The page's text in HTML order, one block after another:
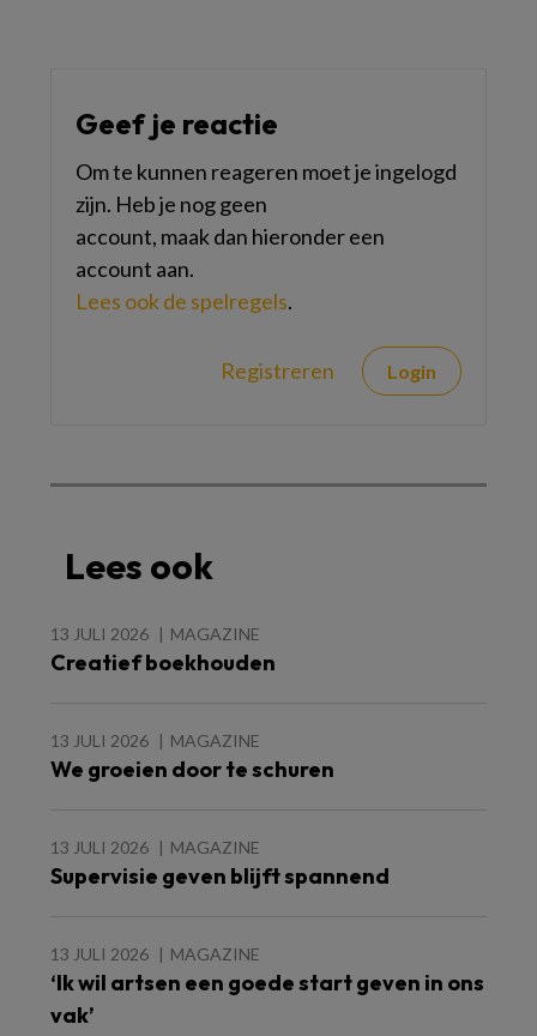
Geef je reactie
Om te kunnen reageren moet je ingelogd
zijn. Heb je nog geen
account, maak dan hieronder een
account aan.
Lees ook de spelregels.
Registreren Login
Lees ook
13 JULI 2026 MAGAZINE
Creatief boekhouden
13 JULI 2026 MAGAZINE
We groeien door te schuren
13 JULI 2026 MAGAZINE
Supervisie geven blijft spannend
13 JULI 2026 MAGAZINE
‘Ik wil artsen een goede start geven in ons
vak’